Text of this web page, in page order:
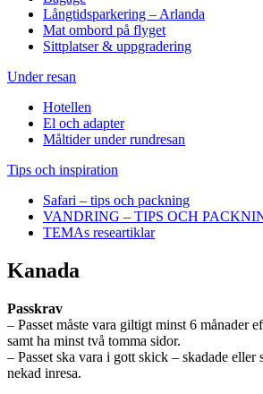
Långtidsparkering – Arlanda
Mat ombord på flyget
Sittplatser & uppgradering
Under resan
Hotellen
El och adapter
Måltider under rundresan
Tips och inspiration
Safari – tips och packning
VANDRING – TIPS OCH
TEMAs researtiklar
Kanada
Passkrav
– Passet måste vara giltigt minst 6 månader
samt ha minst två tomma sidor.
– Passet ska vara i gott skick – skadade eller
nekad inresa.